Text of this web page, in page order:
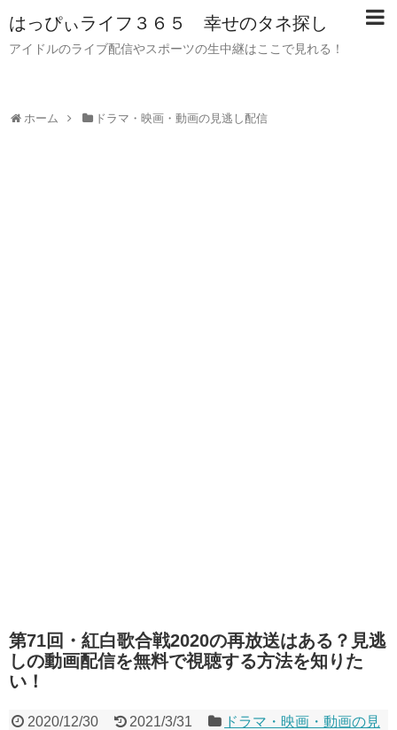
はっぴぃライフ３６５ 幸せのタネ探し
アイドルのライブ配信やスポーツの生中継はここで見れる！
ホーム ドラマ・映画・動画の見逃し配信
第71回・紅白歌合戦2020の再放送はある？見逃
しの動画配信を無料で視聴する方法を知りた
い！
2020/12/30 2021/3/31
ドラマ・映画・動画の見